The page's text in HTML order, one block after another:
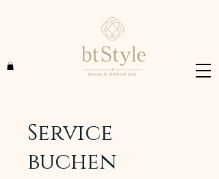
Service
buchen